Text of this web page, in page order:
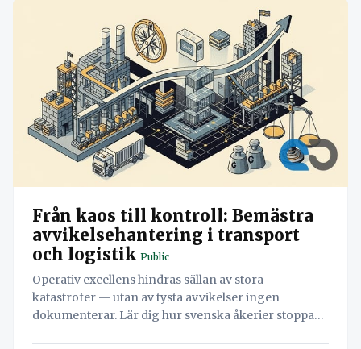
Från kaos till kontroll: Bemästra
avvikelsehantering i transport
och logistik Public
Operativ excellens hindras sällan av stora
katastrofer — utan av tysta avvikelser ingen
dokumenterar. Lär dig hur svenska åkerier stoppar